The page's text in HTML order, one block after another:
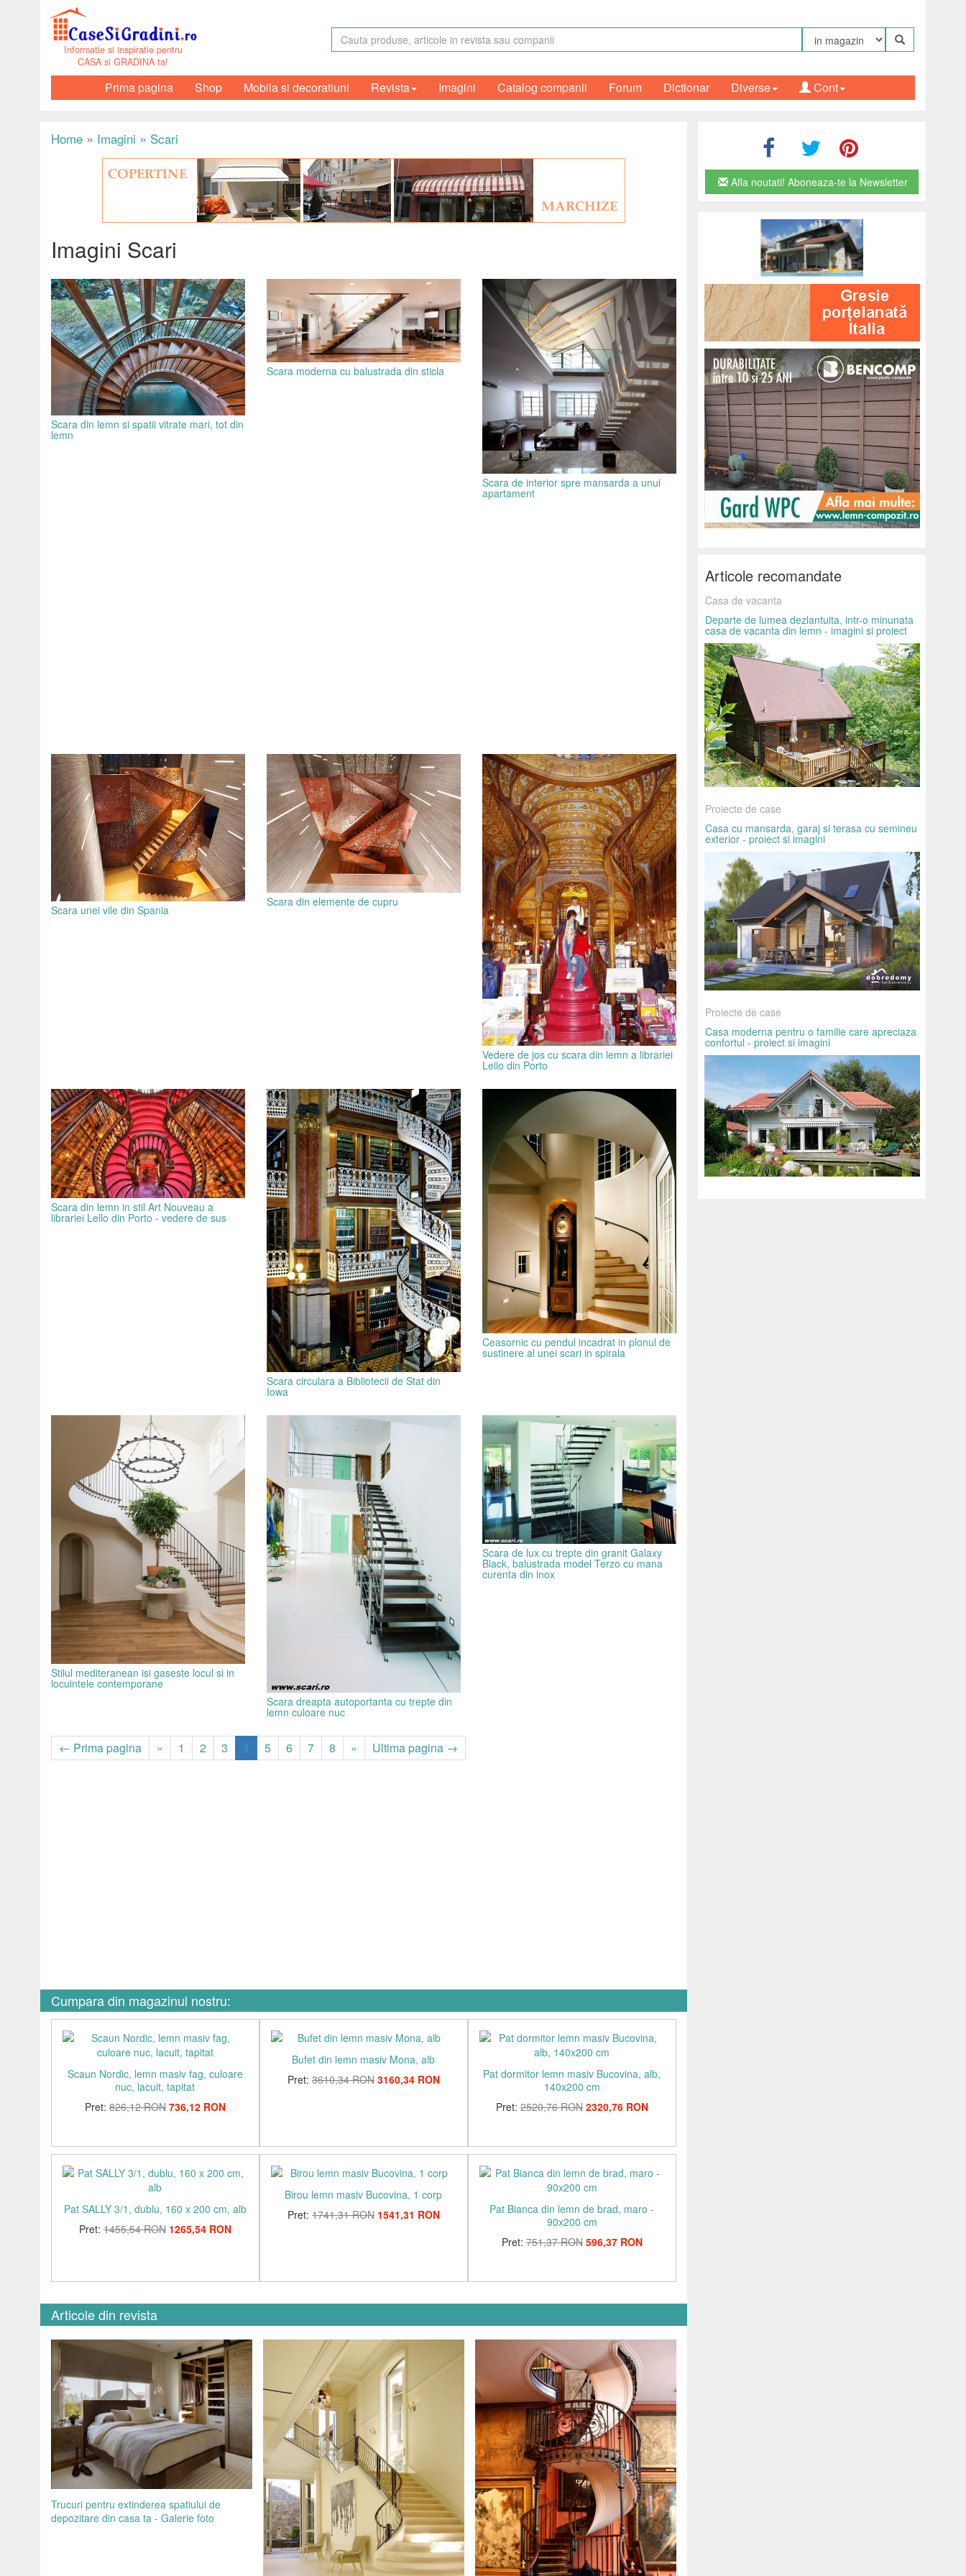
Informatie si inspiratie pentru
CASA si GRADINA ta!
Prima pagina Shop Mobila si decoratiuni Revista Imagini Catalog companii Forum Dictionar Cont
Diverse
Home » Imagini » Scari
Imagini Scari
Scara din lemn si spatii vitrate mari, tot din
lemn
Scara moderna cu balustrada din sticla
Scara de interior spre mansarda a unui
apartament
Scara unei vile din Spania
Scara din elemente de cupru
Vedere de jos cu scara din lemn a librariei
Lello din Porto
Scara din lemn in stil Art Nouveau a
librariei Lello din Porto - vedere de sus
Scara circulara a Bibliotecii de Stat din
Iowa
Ceasornic cu pendul incadrat in plonul de
sustinere al unei scari in spirala
Stilul mediteranean isi gaseste locul si in
locuintele contemporane
Scara dreapta autoportanta cu trepte din
lemn culoare nuc
Scara de lux cu trepte din granit Galaxy
Black, balustrada model Terzo cu mana
curenta din inox
← Prima pagina « 1 2 3 4 5 6 7 8 » Ultima pagina →
Cumpara din magazinul nostru:
Scaun Nordic, lemn masiv fag, culoare
nuc, lacuit, tapitat
Pret: 826,12 RON 736,12 RON
Bufet din lemn masiv Mona, alb
Pret: 3610,34 RON 3160,34 RON
Pat dormitor lemn masiv Bucovina, alb,
140x200 cm
Pret: 2520,76 RON 2320,76 RON
Pat SALLY 3/1, dublu, 160 x 200 cm, alb
Pret: 1455,54 RON 1265,54 RON
Birou lemn masiv Bucovina, 1 corp
Pret: 1741,31 RON 1541,31 RON
Pat Bianca din lemn de brad, maro -
90x200 cm
Pret: 751,37 RON 596,37 RON
Articole din revista
Trucuri pentru extinderea spatiului de
depozitare din casa ta - Galerie foto
Afla noutati! Aboneaza-te la Newsletter
Articole recomandate
Casa de vacanta
Departe de lumea dezlantuita, intr-o minunata
casa de vacanta din lemn - imagini si proiect
Proiecte de case
Casa cu mansarda, garaj si terasa cu semineu
exterior - proiect si imagini
Proiecte de case
Casa moderna pentru o familie care apreciaza
confortul - proiect si imagini